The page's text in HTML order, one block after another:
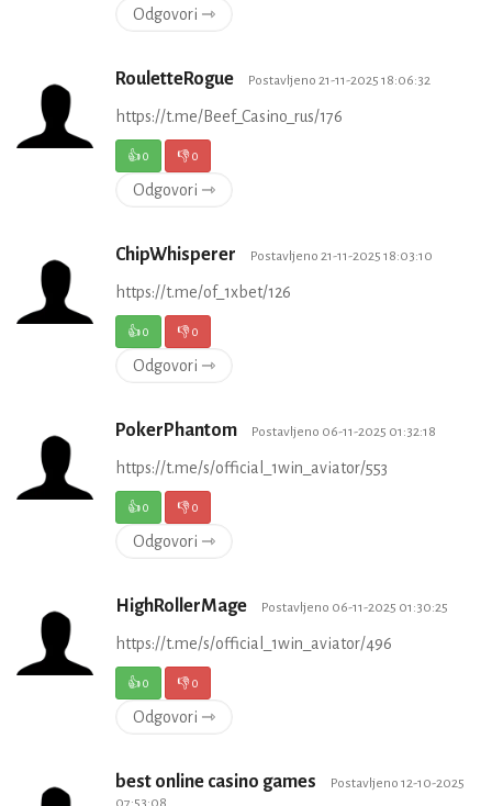
Odgovori ⇾
RouletteRogue Postavljeno 21-11-2025 18:06:32
https://t.me/Beef_Casino_rus/176
👍0 👎0
Odgovori ⇾
ChipWhisperer Postavljeno 21-11-2025 18:03:10
https://t.me/of_1xbet/126
👍0 👎0
Odgovori ⇾
PokerPhantom Postavljeno 06-11-2025 01:32:18
https://t.me/s/official_1win_aviator/553
👍0 👎0
Odgovori ⇾
HighRollerMage Postavljeno 06-11-2025 01:30:25
https://t.me/s/official_1win_aviator/496
👍0 👎0
Odgovori ⇾
best online casino games
Postavljeno 12-10-2025
07:53:08